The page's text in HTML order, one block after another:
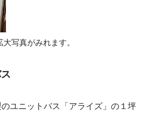
写真がみれます。
ユニットバス「アライズ」の１坪